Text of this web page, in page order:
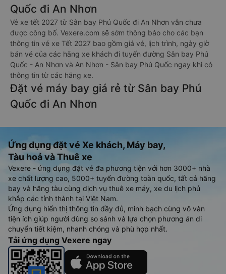
Quốc đi An Nhơn
Vé xe tết 2027 từ Sân bay Phú Quốc đi An Nhơn vẫn chưa
được công bố. Vexere.com sẽ sớm thông báo cho các bạn
thông tin vé xe Tết 2027 bao gồm giá vé, lịch trình, ngày giờ
bán vé của các hãng xe khách đi tuyến đường Sân bay Phú
Quốc - An Nhơn và An Nhơn - Sân bay Phú Quốc ngay khi có
thông tin từ các hãng xe.
Đặt vé máy bay giá rẻ từ Sân bay Phú
Quốc đi An Nhơn
Ứng dụng đặt vé Xe khách, Máy bay,
Tàu hoả và Thuê xe
Vexere - ứng dụng đặt vé đa phương tiện với hơn 3000+ nhà
xe chất lượng cao, 5000+ tuyến đường toàn quốc, tất cả hãng
bay và hãng tàu cùng dịch vụ thuê xe máy, xe du lịch phủ
khắp các tỉnh thành tại Việt Nam.
Ứng dụng hiển thị thông tin đầy đủ, minh bạch cùng vô vàn
tiện ích giúp người dùng so sánh và lựa chọn phương án di
chuyển tiết kiệm, nhanh chóng và phù hợp nhất.
Tải ứng dụng Vexere ngay